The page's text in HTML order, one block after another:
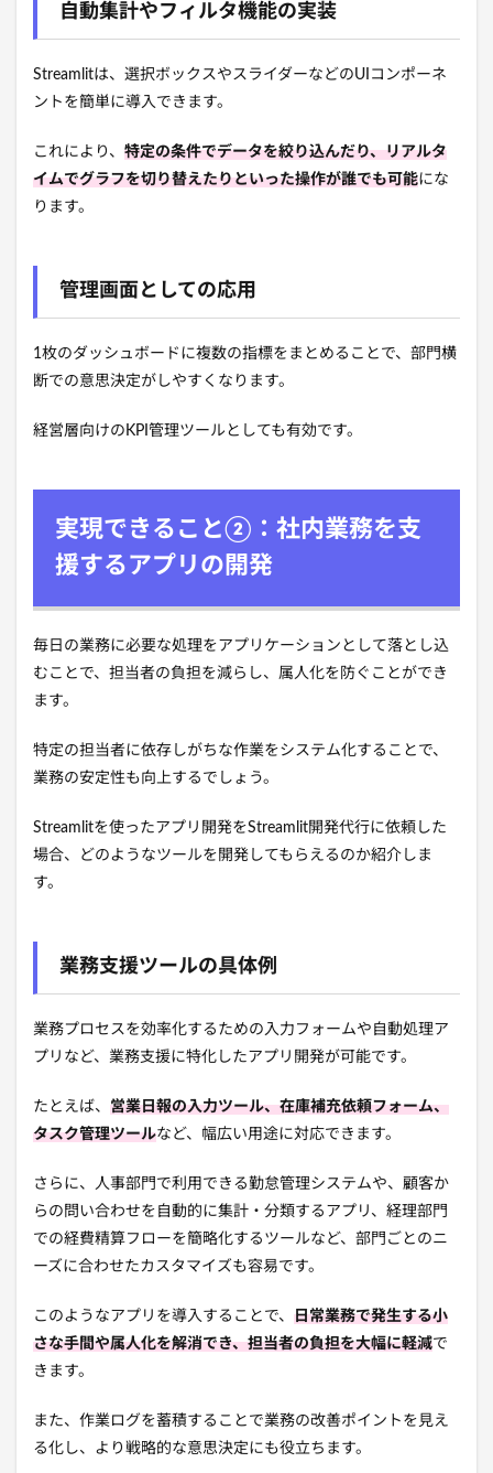
自動集計やフィルタ機能の実装
Streamlitは、選択ボックスやスライダーなどのUIコンポーネ
ントを簡単に導入できます。
これにより、 特定の条件でデータを絞り込んだり、リアルタ
イムでグラフを切り替えたりといった操作が誰でも可能にな
ります。
管理画面としての応用
1枚のダッシュボードに複数の指標をまとめることで、部門横
断での意思決定がしやすくなります。
経営層向けのKPI管理ツールとしても有効です。
実現できること②：社内業務を支
援するアプリの開発
毎日の業務に必要な処理をアプリケーションとして落とし込
むことで、担当者の負担を減らし、属人化を防ぐことができ
ます。
特定の担当者に依存しがちな作業をシステム化することで、
業務の安定性も向上するでしょう。
Streamlitを使ったアプリ開発をStreamlit開発代行に依頼した
場合、どのようなツールを開発してもらえるのか紹介しま
す。
業務支援ツールの具体例
業務プロセスを効率化するための入力フォームや自動処理ア
プリなど、業務支援に特化したアプリ開発が可能です。
たとえば、 営業日報の入力ツール、在庫補充依頼フォーム、
タスク管理ツールなど、幅広い用途に対応できます。
さらに、人事部門で利用できる勤怠管理システムや、顧客か
らの問い合わせを自動的に集計・分類するアプリ、経理部門
での経費精算フローを簡略化するツールなど、部門ごとのニ
ーズに合わせたカスタマイズも容易です。
このようなアプリを導入することで、 日常業務で発生する小
さな手間や属人化を解消でき、担当者の負担を大幅に軽減で
きます。
また、作業ログを蓄積することで業務の改善ポイントを見え
る化し、より戦略的な意思決定にも役立ちます。